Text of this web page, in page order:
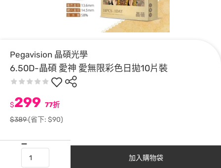
Pegavision 晶碩光學
6.50D-晶碩 愛神 愛無限彩色日拋10片裝
$299 77折
$389(省下: $90)
加入購物袋